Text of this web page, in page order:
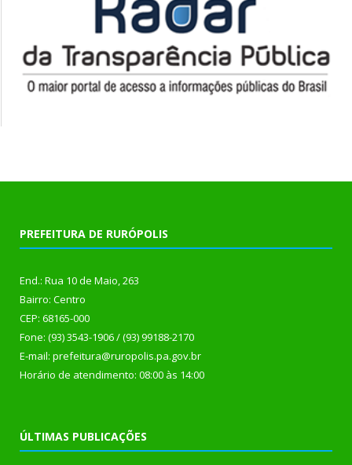
PREFEITURA DE RURÓPOLIS
End.: Rua 10 de Maio, 263
Bairro: Centro
CEP: 68165-000
Fone: (93) 3543-1906 / (93) 99188-2170
E-mail: prefeitura@ruropolis.pa.gov.br
Horário de atendimento: 08:00 às 14:00
ÚLTIMAS PUBLICAÇÕES